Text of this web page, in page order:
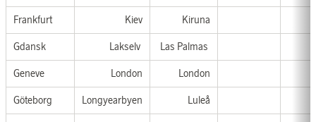
Frankfurt Kiev Kiruna
Gdansk Lakselv Las Palmas
Geneve London London
Göteborg Longyearbyen Luleå